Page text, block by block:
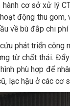
hành cơ sở xử lý
động thu gom,
về bù đắp chi
phát triển
từ chất thải.
phù hợp để
lạc hậu ở các cơ